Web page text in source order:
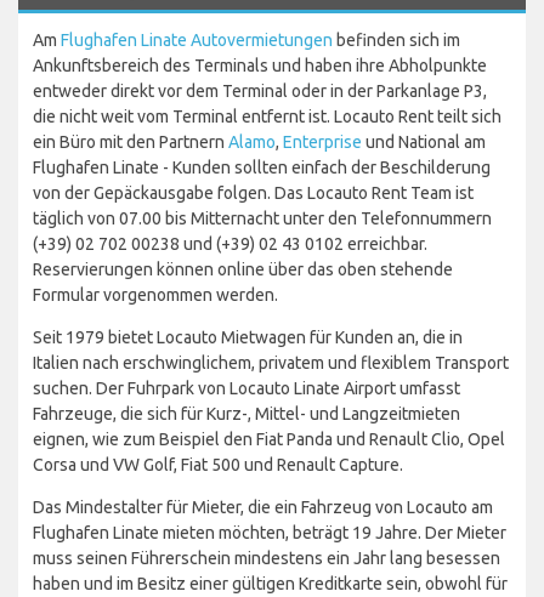
Am Flughafen Linate Autovermietungen befinden sich im
Ankunftsbereich des Terminals und haben ihre Abholpunkte
entweder direkt vor dem Terminal oder in der Parkanlage P3,
die nicht weit vom Terminal entfernt ist. Locauto Rent teilt sich
ein Büro mit den Partnern Alamo, Enterprise und National am
Flughafen Linate - Kunden sollten einfach der Beschilderung
von der Gepäckausgabe folgen. Das Locauto Rent Team ist
täglich von 07.00 bis Mitternacht unter den Telefonnummern
(+39) 02 702 00238 und (+39) 02 43 0102 erreichbar.
Reservierungen können online über das oben stehende
Formular vorgenommen werden.
Seit 1979 bietet Locauto Mietwagen für Kunden an, die in
Italien nach erschwinglichem, privatem und flexiblem Transport
suchen. Der Fuhrpark von Locauto Linate Airport umfasst
Fahrzeuge, die sich für Kurz-, Mittel- und Langzeitmieten
eignen, wie zum Beispiel den Fiat Panda und Renault Clio, Opel
Corsa und VW Golf, Fiat 500 und Renault Capture.
Das Mindestalter für Mieter, die ein Fahrzeug von Locauto am
Flughafen Linate mieten möchten, beträgt 19 Jahre. Der Mieter
muss seinen Führerschein mindestens ein Jahr lang besessen
haben und im Besitz einer gültigen Kreditkarte sein, obwohl für